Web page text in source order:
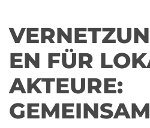
EN FÜR
AKTEURE: